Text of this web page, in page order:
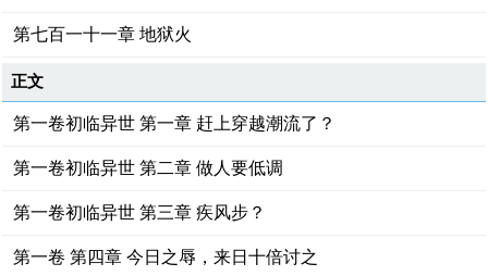
第七百一十一章 地狱火
正文
第一卷初临异世 第一章 赶上穿越潮流了？
第一卷初临异世 第二章 做人要低调
第一卷初临异世 第三章 疾风步？
第一卷 第四章 今日之辱，来日十倍讨之